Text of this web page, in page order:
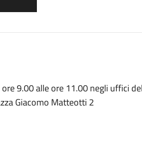
9.00 alle ore 11.00 negli uffici
Giacomo Matteotti 2